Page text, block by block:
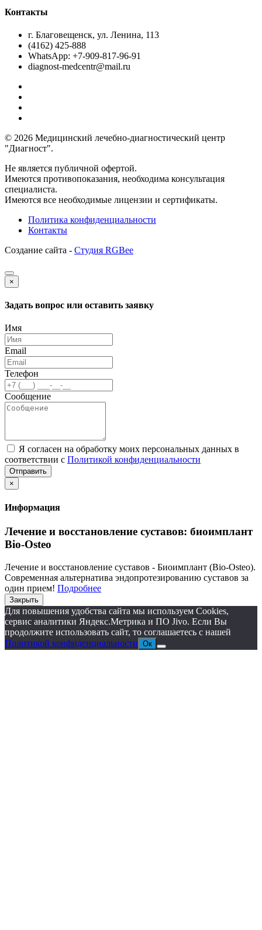
Контакты
г. Благовещенск, ул. Ленина, 113
(4162) 425-888
WhatsApp: +7-909-817-96-91
diagnost-medcentr@mail.ru
© 2026 Медицинский лечебно-диагностический центр
"Диагност".
Не является публичной офертой.
Имеются противопоказания, необходима консультация
специалиста.
Имеются все необходимые лицензии и сертификаты.
Политика конфиденциальности
Контакты
Создание сайта - Студия RGBee
×
Задать вопрос или оставить заявку
Имя
Email
Телефон
Сообщение
Я согласен на обработку моих персональных данных в
соответствии с Политикой конфиденциальности
Отправить
×
Информация
Лечение и восстановление суставов: биоимплант
Bio-Osteo
Лечение и восстановление суставов - Биоимплант (Bio-Osteo).
Современная альтернатива эндопротезированию суставов за
один прием! Подробнее
Закрыть
Для повышения удобства сайта мы используем Cookies,
сервис аналитики Яндекс.Метрика и ПО Jivo. Если Вы
продолжите использовать сайт, то соглашаетесь с нашей
Политикой конфиденциальности Ок